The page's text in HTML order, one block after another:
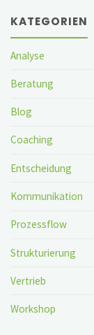
KATEGORIEN
Analyse
Beratung
Blog
Coaching
Entscheidung
Kommunikation
Prozessflow
Strukturierung
Vertrieb
Workshop